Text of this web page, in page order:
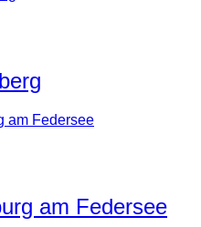
am Federsee